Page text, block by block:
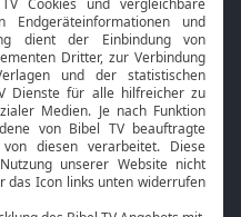
Smart TV
HbbTV
Bibelthek Online-Bibel
Nächster Gottesdienst
Service